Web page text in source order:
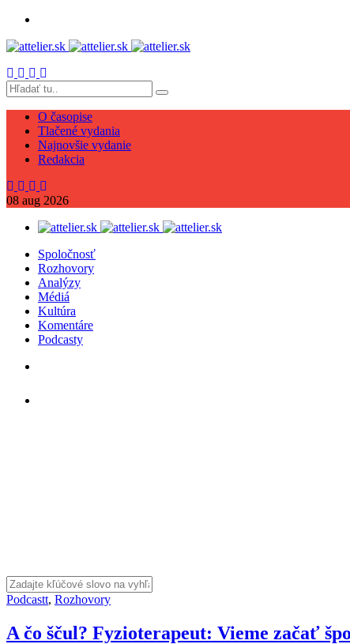
O časopise
Tlačené vydania
Najnovšie vydanie
Redakcia
08 aug 2026
Spoločnosť
Rozhovory
Analýzy
Médiá
Kultúra
Komentáre
Podcasty
Podcastt, Rozhovory
A čo ščul? Fyzioterapeut: Vieme začať